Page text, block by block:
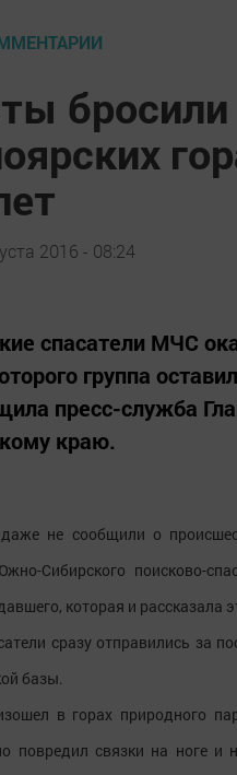
2016 - 08:24
спасатели МЧС
группа
пресс-служба
краю.
даже не сообщили о
Сибирского поисково-
которая и рассказала
сразу отправились за
базы.
в горах природного
повредил связки на ноге и